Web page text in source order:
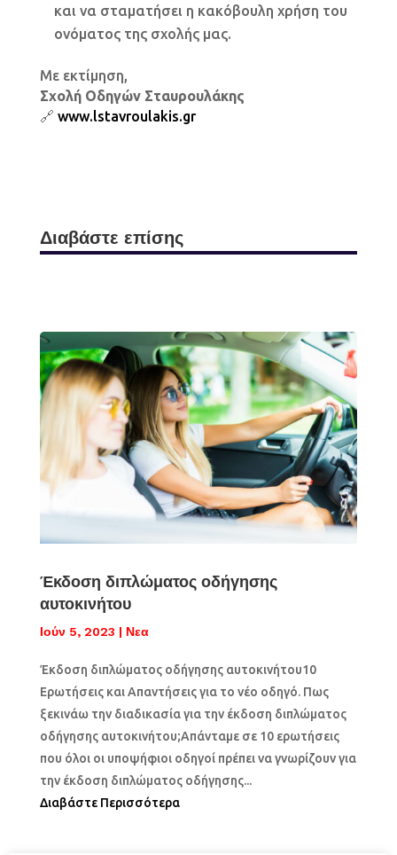
και να σταματήσει η κακόβουλη χρήση του
ονόματος της σχολής μας.
Με εκτίμηση,
Σχολή Οδηγών Σταυρουλάκης
🔗 www.lstavroulakis.gr
Διαβάστε επίσης
Έκδοση διπλώματος οδήγησης
αυτοκινήτου
Ιούν 5, 2023 | Νεα
Έκδοση διπλώματος οδήγησης αυτοκινήτου10
Ερωτήσεις και Απαντήσεις για το νέο οδηγό. Πως
ξεκινάω την διαδικασία για την έκδοση διπλώματος
οδήγησης αυτοκινήτου;Απάνταμε σε 10 ερωτήσεις
που όλοι οι υποψήφιοι οδηγοί πρέπει να γνωρίζουν για
την έκδοση διπλώματος οδήγησης...
Διαβάστε Περισσότερα